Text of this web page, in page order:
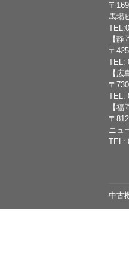
〒
馬場
【静
〒
TEL:
【広
〒
TEL:
【福
〒
ニュ
TEL:
中古